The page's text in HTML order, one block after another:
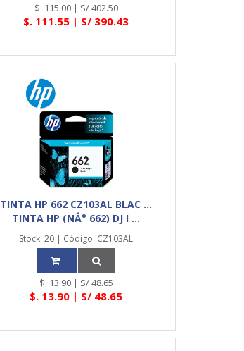
$.115.00| S/402.50
$. 111.55 | S/ 390.43
TINTA HP 662 CZ103AL BLAC ...
TINTA HP (NÂ° 662) DJ I ...
Stock: 20 | Código: CZ103AL
$.13.90| S/48.65
$. 13.90 | S/ 48.65